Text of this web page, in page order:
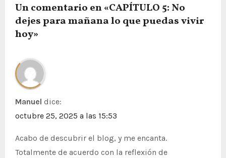
t
r
a
d
a
s
Un comentario en «CAPÍTULO 5: No
dejes para mañana lo que puedas vivir
hoy»
Manuel dice:
octubre 25, 2025 a las 15:53
Acabo de descubrir el blog, y me encanta.
Totalmente de acuerdo con la reflexión de